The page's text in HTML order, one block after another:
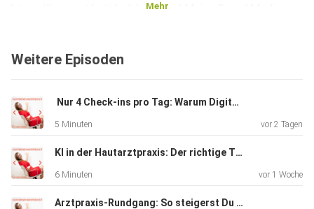
https://konzept.katjaholzhey.com/ Meine Social Media
https://www.instagram.com/katjaholzhey
LinkedIn:
https://www.linkedin.com/in/katja-holzhey XING:
https://www.xing.com/profile/Katja_Holzhey Meine
Webseite:
https://www.katjaholzhey.com
Mehr
Weitere Episoden
️ Nur 4 Check-ins pro Tag: Warum Digitalisierung in der Arztpraxis nicht reicht
5 Minuten vor 2 Tagen
KI in der Hautarztpraxis: Der richtige Trigger spart Zeit
6 Minuten vor 1 Woche
Arztpraxis-Rundgang: So steigerst Du mit klaren Prozessen Deine Marge